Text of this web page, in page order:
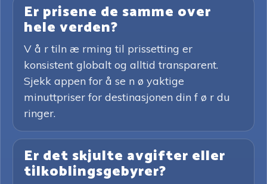
Er prisene de samme over
hele verden?
V å r tiln æ rming til prissetting er
konsistent globalt og alltid transparent.
Sjekk appen for å se n ø yaktige
minuttpriser for destinasjonen din f ø r du
ringer.
Er det skjulte avgifter eller
tilkoblingsgebyrer?